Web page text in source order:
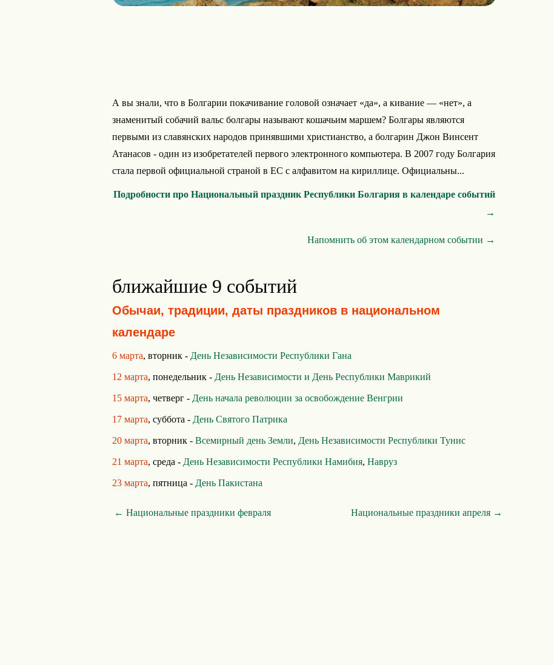
А вы знали, что в Болгарии покачивание головой означает «да», а кивание — «нет», а
знаменитый собачий вальс болгары называют кошачьим маршем? Болгары являются
первыми из славянских народов принявшими христианство, а болгарин Джон Винсент
Атанасов - один из изобретателей первого электронного компьютера. В 2007 году Болгария
стала первой официальной страной в ЕС с алфавитом на кириллице. Официальны...
Подробности про Национальный праздник Республики Болгария в календаре событий
→
Напомнить об этом календарном событии →
ближайшие 9 событий
Обычаи, традиции, даты праздников в национальном
календаре
6 марта, вторник - День Независимости Республики Гана
12 марта, понедельник - День Независимости и День Республики Маврикий
15 марта, четверг - День начала революции за освобождение Венгрии
17 марта, суббота - День Святого Патрика
20 марта, вторник - Всемирный день Земли, День Независимости Республики Тунис
21 марта, среда - День Независимости Республики Намибия, Навруз
23 марта, пятница - День Пакистана
← Национальные праздники февраля Национальные праздники апреля →